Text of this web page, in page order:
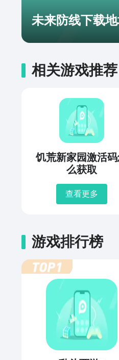
未来防线下载
相关游戏推荐
饥荒新家园激活
么获取
查看更多
游戏排行榜